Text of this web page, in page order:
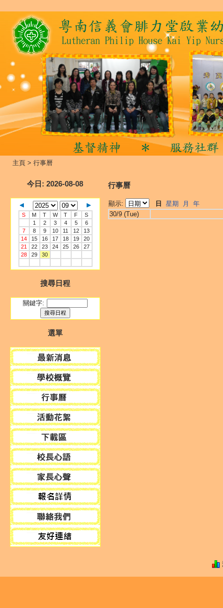
主頁 > 行事曆
今日 : 2026-08-08
S M T W T F
S
1
2 3 4 5
6
7
8 9 10 11 12
13
14
15 16 17 18 19
20
21
22 23 24 25 26
27
28
29 30
搜尋日程
關鍵字:
選單
行事曆
顯示: 日 星期 月
年
30/9 (Tue)